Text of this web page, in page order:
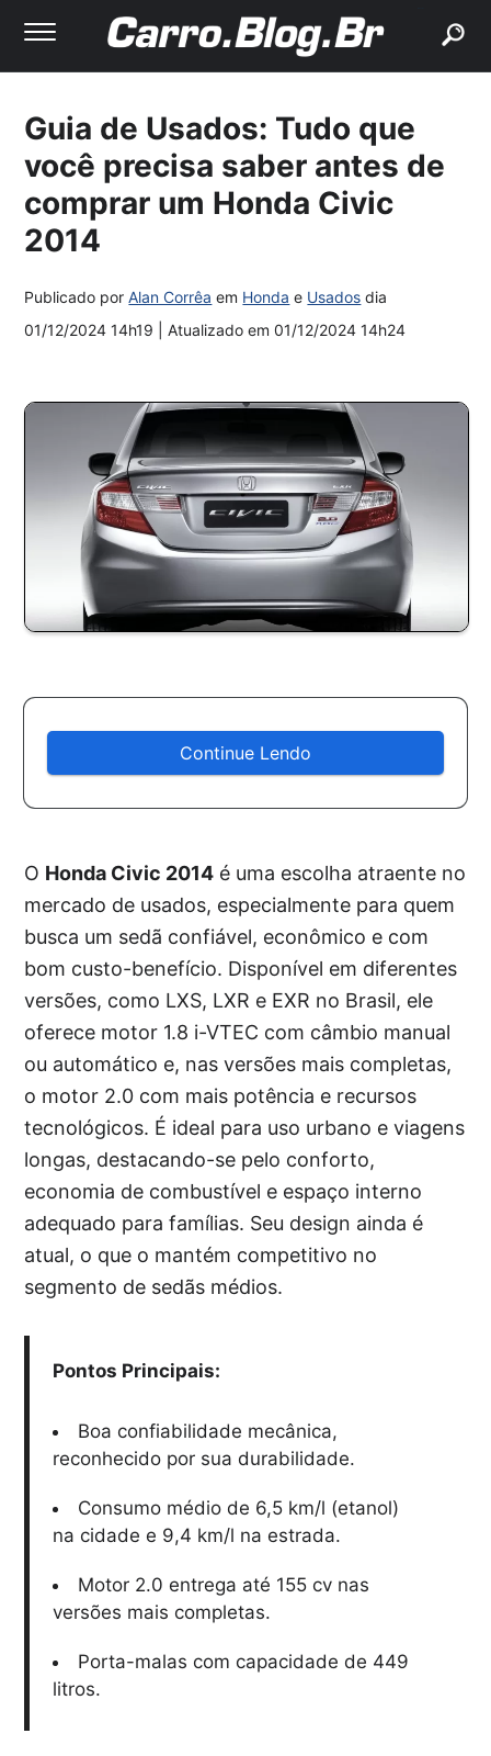
Guia de Usados: Tudo que
você precisa saber antes de
comprar um Honda Civic
2014
Publicado porAlan Corrêa em Honda e Usados dia
01/12/2024 14h19
| Atualizado em01/12/2024 14h24
Continue Lendo
O Honda Civic 2014 é uma escolha atraente no
mercado de usados, especialmente para quem
busca um sedã confiável, econômico e com
bom custo-benefício. Disponível em diferentes
versões, como LXS, LXR e EXR no Brasil, ele
oferece motor 1.8 i-VTEC com câmbio manual
ou automático e, nas versões mais completas,
o motor 2.0 com mais potência e recursos
tecnológicos. É ideal para uso urbano e viagens
longas, destacando-se pelo conforto,
economia de combustível e espaço interno
adequado para famílias. Seu design ainda é
atual, o que o mantém competitivo no
segmento de sedãs médios.
Pontos Principais:
Boa confiabilidade mecânica,
reconhecido por sua durabilidade.
Consumo médio de 6,5 km/l (etanol)
na cidade e 9,4 km/l na estrada.
Motor 2.0 entrega até 155 cv nas
versões mais completas.
Porta-malas com capacidade de 449
litros.